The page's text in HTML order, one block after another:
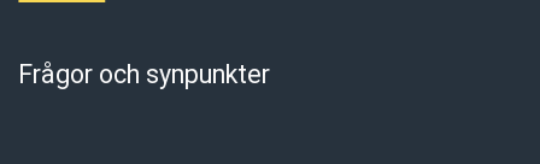
Frågor och synpunkter